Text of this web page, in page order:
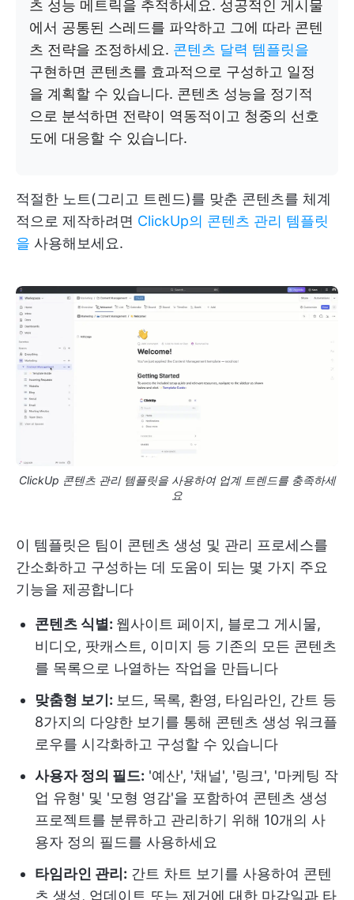
츠 성능 메트릭을 추적하세요. 성공적인 게시물
에서 공통된 스레드를 파악하고 그에 따라 콘텐
츠 전략을 조정하세요. 콘텐츠 달력 템플릿을
구현하면 콘텐츠를 효과적으로 구성하고 일정
을 계획할 수 있습니다. 콘텐츠 성능을 정기적
으로 분석하면 전략이 역동적이고 청중의 선호
도에 대응할 수 있습니다.
적절한 노트(그리고 트렌드)를 맞춘 콘텐츠를 체계
적으로 제작하려면 ClickUp의 콘텐츠 관리 템플릿
을 사용해보세요.
ClickUp 콘텐츠 관리 템플릿을 사용하여 업계 트렌드를 충족하세
요
이 템플릿은 팀이 콘텐츠 생성 및 관리 프로세스를
간소화하고 구성하는 데 도움이 되는 몇 가지 주요
기능을 제공합니다
콘텐츠 식별: 웹사이트 페이지, 블로그 게시물,
비디오, 팟캐스트, 이미지 등 기존의 모든 콘텐츠
를 목록으로 나열하는 작업을 만듭니다
맞춤형 보기: 보드, 목록, 환영, 타임라인, 간트 등
8가지의 다양한 보기를 통해 콘텐츠 생성 워크플
로우를 시각화하고 구성할 수 있습니다
사용자 정의 필드: '예산', '채널', '링크', '마케팅 작
업 유형' 및 '모형 영감'을 포함하여 콘텐츠 생성
프로젝트를 분류하고 관리하기 위해 10개의 사
용자 정의 필드를 사용하세요
타임라인 관리: 간트 차트 보기를 사용하여 콘텐
츠 생성, 업데이트 또는 제거에 대한 마감일과 타